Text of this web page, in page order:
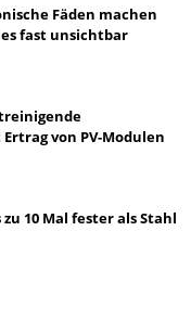
Fäden machen
fast unsichtbar
von PV-Modulen
10 Mal fester als Stahl